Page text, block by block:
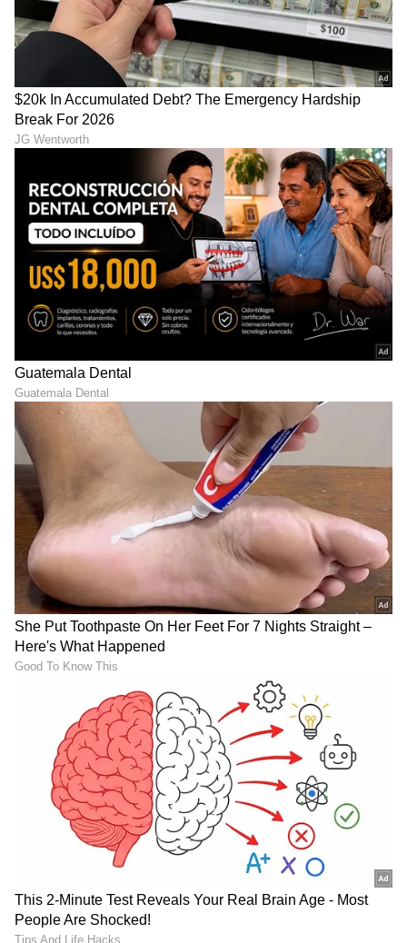
DOWNLOAD APP
RECOMMENDED STORIES
Western Ghats ಸಂರಕ್ಷಣೆಗೆ
ಕೇಂದ್ರದ ಬಿಗ್ ಪ್ಲಾನ್; ಶೀಘ್ರದಲ್ಲೇ
ಅಂತಿಮ ESA ಜಾರಿ: ಕರ್ನಾಟಕ,
ಕೇರಳಕ್ಕೆ ತಪ್ಪದ ಇಕ್ಕಟ್ಟು!
ಒಂದಂಗಡಿಯಲ್ಲಿ ಅಕ್ಕಿ,
ಇನ್ನೊಂದಗಡಿಯಲ್ಲಿ ಗೋಧಿ -
Mahindra: SUV
ಮಾರುಕಟ್ಟೆಯಲ್ಲಿ ಮಹೀಂದ್ರಾ
ಸುನಾಮಿ! ಥಾರ್ ನ್ಯೂ ವರ್ಷನ್
Aprilia SR 175: ಇಂಡಿಯನ್‌
ಮಿಲಿಟರಿಯನ್ನು ಗೌರವಿಸೋ
ಏಪ್ರಿಲಿಯಾ SR 175 ಲಾಂಚ್;
LATEST VIDEOS